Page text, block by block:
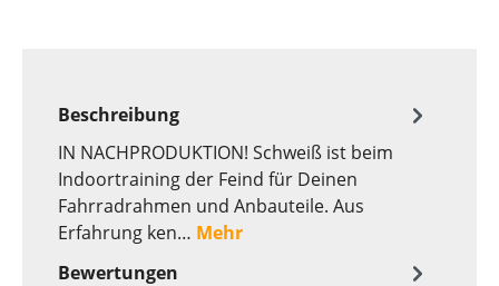
Beschreibung
IN NACHPRODUKTION! Schweiß ist beim
Indoortraining der Feind für Deinen
Fahrradrahmen und Anbauteile. Aus
Erfahrung ken… Mehr
Bewertungen